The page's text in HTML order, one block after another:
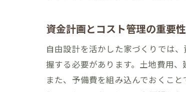
自
資金計画とコスト管理の重要性
自由設計を活かした家づくりでは
握する必要があります。土地費用
また、予備費を組み込んでおくこ